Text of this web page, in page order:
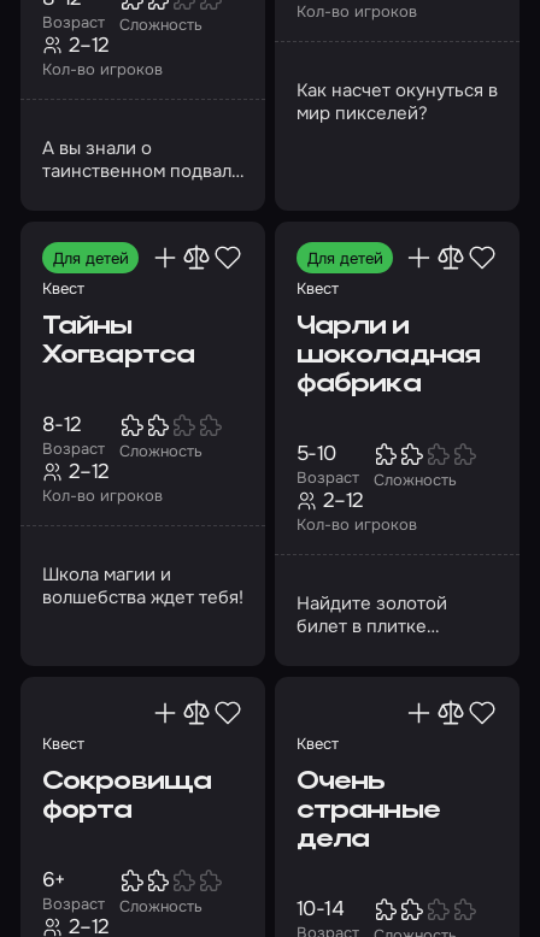
Возраст Сложность
Кол-во игроков
2–12
А вы знали о
таинственном подвале
Кол-во игроков
Как насчет окунуться в
мир пикселей?
Для детей
Квест
Тайны
Хогвартса
Возраст
8-12
Сложность
Кол-во игроков
2–12
Школа магии и
волшебства ждет тебя!
Для детей
Квест
Чарли и
шоколадная
фабрика
Возраст
5-10
Сложность
Кол-во игроков
2–12
Найдите золотой
билет в плитке
легендарного Вилли
Вонки
Квест
Сокровища
форта
Возраст
6+
Сложность
2–12
Квест
Очень
странные
дела
Возраст
10-14